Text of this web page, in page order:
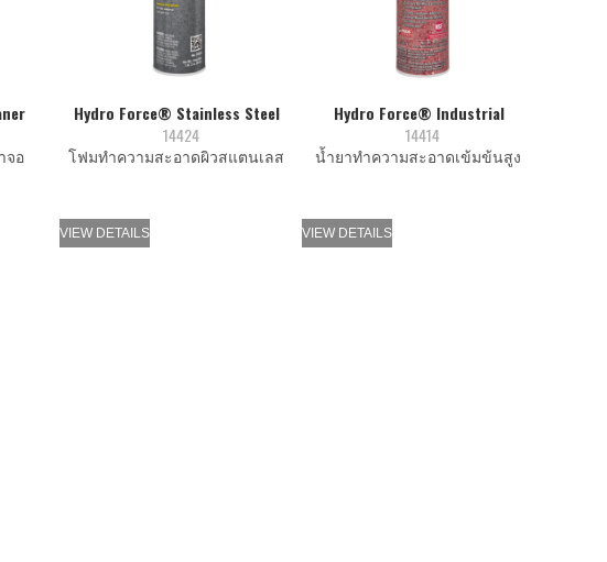
จอ
Hydro Force® Stainless Steel
14424
โฟมทำความสะอาดผิวสแตนเลส
VIEW DETAILS
Hydro Force® Industrial
14414
นํ้ายาทำความสะอาดเข้มข้นสูง
VIEW DETAILS